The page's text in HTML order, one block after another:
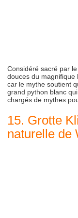
Considéré sacré par
douces du magnifique
car le mythe soutient
grand python blanc
chargés de mythes
15. Grotte
naturelle de